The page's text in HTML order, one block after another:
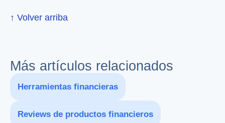
↑ Volver arriba
Más artículos relacionados
Herramientas financieras
Reviews de productos financieros